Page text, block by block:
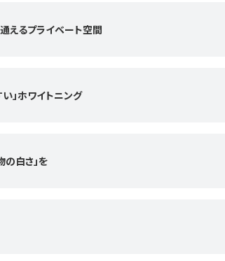
えるプライベート空間
」ホワイトニング
白さ」を